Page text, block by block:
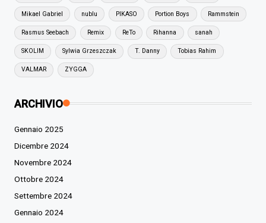
Mikael Gabriel nublu PIKASO Portion Boys Rammstein
Rasmus Seebach Remix ReTo Rihanna sanah
SKOLIM Sylwia Grzeszczak T. Danny Tobias Rahim
VALMAR ZYGGA
ARCHIVIO
Gennaio 2025
Dicembre 2024
Novembre 2024
Ottobre 2024
Settembre 2024
Gennaio 2024